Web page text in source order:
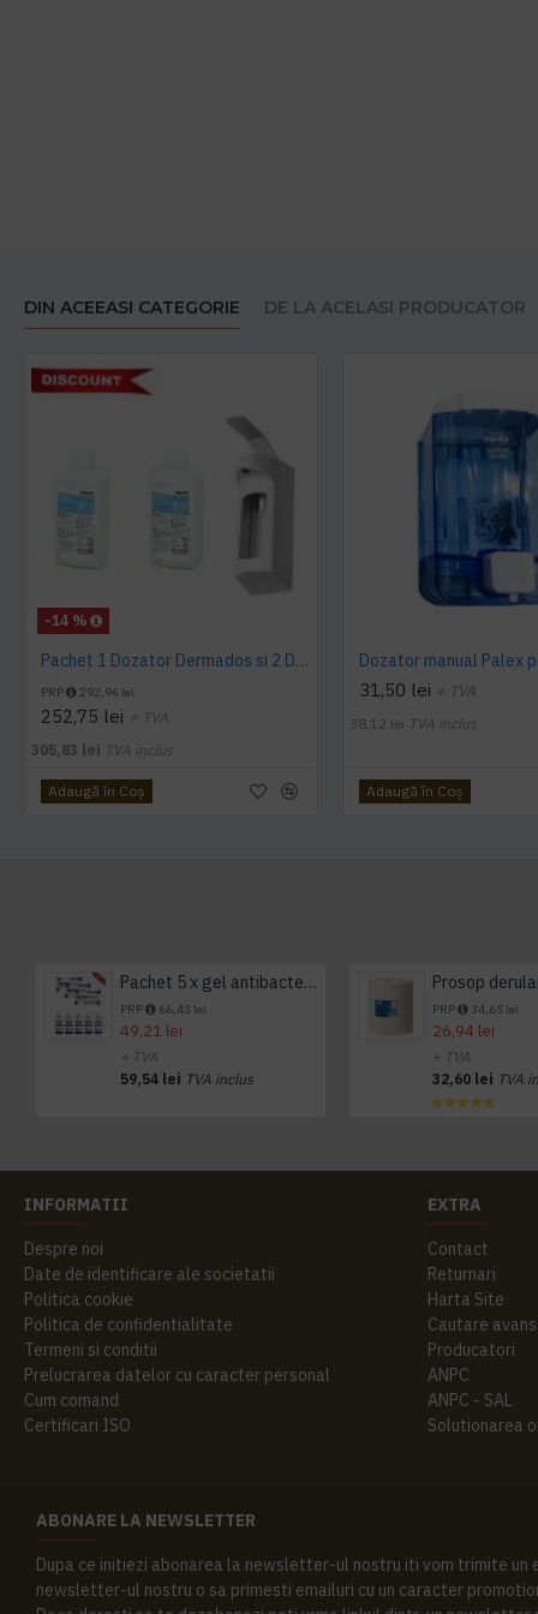
DIN ACEEASI CATEGORIE DE LA ACELASI PRODUCATOR
-14 %
Pachet 1 Dozator Dermados si 2 Dezinfectanti 500ml maini Ecolab Skinman
PRP 292,96 lei
252,75 lei + TVA
305,83 lei TVA inclus
Adaugă în Coş
31,50 lei + TVA
38,12 lei TVA inclus
Adaugă în Coş
Pachet 5 x gel antibacterian 50ml si 3 x Servetele antibacteriene 48 buc Hygienium
PRP 66,43 lei
49,21 lei
+ TVA
59,54 lei TVA inclus
PRP 34,65 lei
26,94 lei
+ TVA
32,60 lei TVA
INFORMATII
Despre noi
Date de identificare ale societatii
Politica cookie
Politica de confidentialitate
Termeni si conditii
Prelucrarea datelor cu caracter personal
Cum comand
Certificari ISO
EXTRA
Contact
Returnari
Harta Site
Cautare
Producatori
ANPC
ANPC - SAL
Solutionarea
ABONARE LA NEWSLETTER
Dupa ce initiezi abonarea la newsletter-ul nostru iti vom trimite
newsletter-ul nostru o sa primesti emailuri cu un caracter